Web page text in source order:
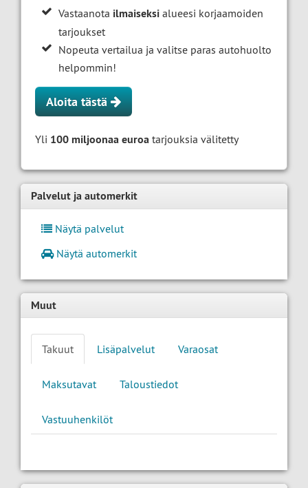
Vastaanota ilmaiseksi alueesi korjaamoiden
tarjoukset
Nopeuta vertailua ja valitse paras autohuolto
helpommin!
Aloita tästä
Yli 100 miljoonaa euroa tarjouksia välitetty
Palvelut ja automerkit
Näytä palvelut
Näytä automerkit
Muut
Takuut Lisäpalvelut Varaosat
Maksutavat Taloustiedot
Vastuuhenkilöt